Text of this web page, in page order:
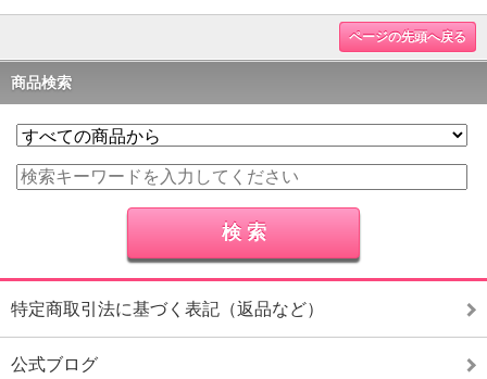
ページの先頭へ戻る
商品検索
特定商取引法に基づく表記（返品など）
公式ブログ